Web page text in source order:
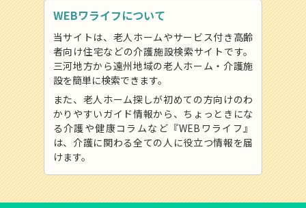
WEBワライフについて
当サイトは、老人ホームやサービス付き高齢
者向け住宅などの介護施設検索サイトです。
三河地方から遠州地域の老人ホーム・介護施
設を簡単に検索できます。
また、老人ホーム探しが初めての方向けのわ
かりやすいガイド情報から、ちょっときにな
る介護や健康コラムなど『WEBワライフ』
は、介護に関わる全ての人に役立つ情報を届
けます。